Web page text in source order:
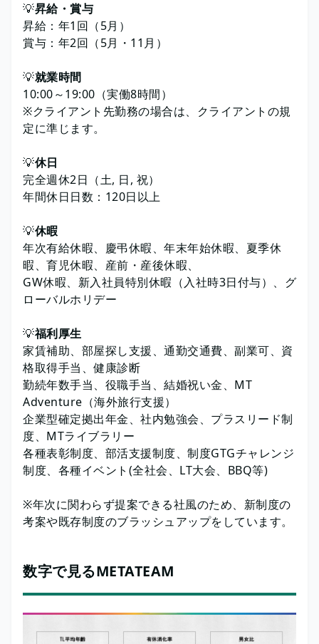
💡昇給・賞与
昇給：年1回（5月）
賞与：年2回（5月・11月）
💡就業時間
10:00～19:00（実働8時間）
※クライアント先勤務の場合は、クライアントの規
定に準じます。
💡休日
完全週休2日（土, 日, 祝）
年間休日日数：120日以上
💡休暇
年次有給休暇、慶弔休暇、年末年始休暇、夏季休
暇、育児休暇、産前・産後休暇、
GW休暇、新入社員特別休暇（入社時3日付与）、グ
ローバルホリデー
💡福利厚生
家賃補助、部屋探し支援、通勤交通費、副業可、資
格取得手当、健康診断
勤続年数手当、役職手当、結婚祝い金、MT
Adventure（海外旅行支援）
企業型確定拠出年金、社内勉強会、プラスリード制
度、MTライブラリー
各種表彰制度、部活支援制度、制度GTGチャレンジ
制度、各種イベント(全社会、LT大会、BBQ等)
※年次に関わらず提案できる社風のため、新制度の
考案や既存制度のブラッシュアップをしています。
数字で見るMETATEAM